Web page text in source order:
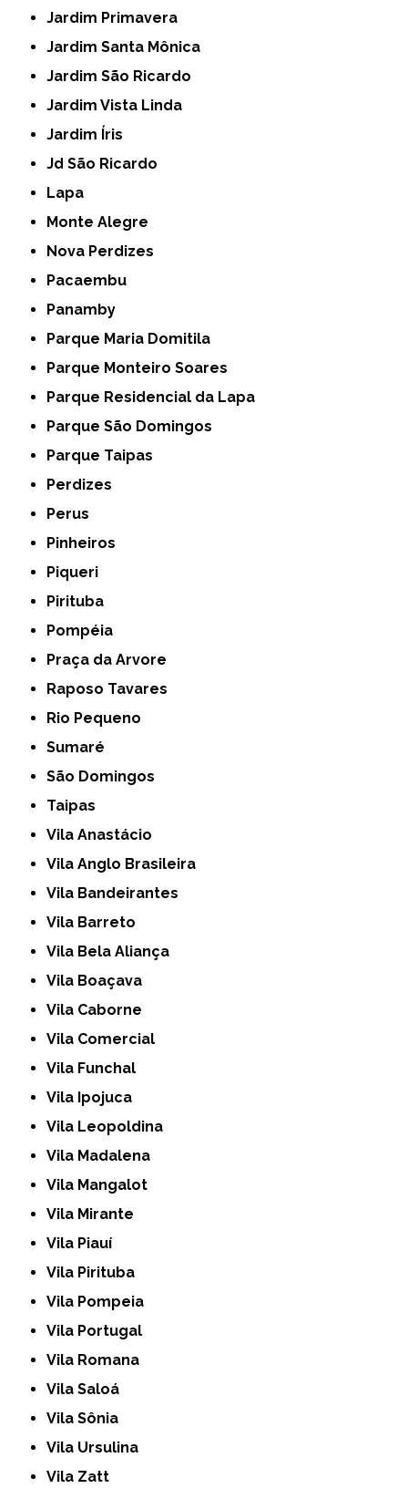
Jardim Primavera
Jardim Santa Mônica
Jardim São Ricardo
Jardim Vista Linda
Jardim Íris
Jd São Ricardo
Lapa
Monte Alegre
Nova Perdizes
Pacaembu
Panamby
Parque Maria Domitila
Parque Monteiro Soares
Parque Residencial da Lapa
Parque São Domingos
Parque Taipas
Perdizes
Perus
Pinheiros
Piqueri
Pirituba
Pompéia
Praça da Arvore
Raposo Tavares
Rio Pequeno
Sumaré
São Domingos
Taipas
Vila Anastácio
Vila Anglo Brasileira
Vila Bandeirantes
Vila Barreto
Vila Bela Aliança
Vila Boaçava
Vila Caborne
Vila Comercial
Vila Funchal
Vila Ipojuca
Vila Leopoldina
Vila Madalena
Vila Mangalot
Vila Mirante
Vila Piauí
Vila Pirituba
Vila Pompeia
Vila Portugal
Vila Romana
Vila Saloá
Vila Sônia
Vila Ursulina
Vila Zatt